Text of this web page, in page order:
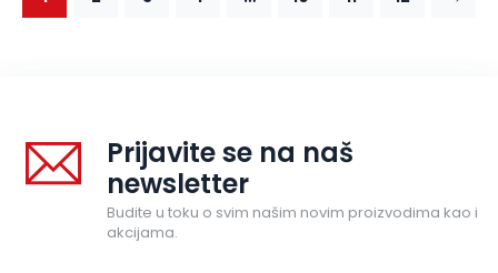
Prijavite se na naš
newsletter
Budite u toku o svim našim novim proizvodima kao i
akcijama.